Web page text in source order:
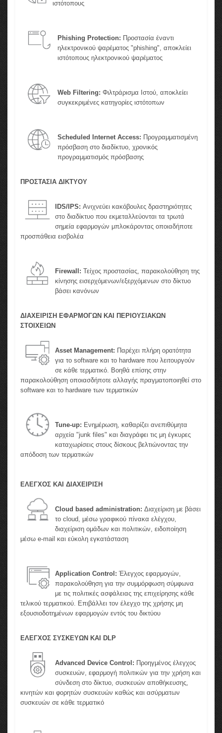
ιστότοπους
Phishing Protection: Προστασία έναντι
ηλεκτρονικού ψαρέματος "phishing", αποκλείει
ιστότοπους ηλεκτρονικού ψαρέματος
Web Filtering: Φιλτράρισμα Ιστού, αποκλείει
συγκεκριμένες κατηγορίες ιστότοπων
Scheduled Internet Access: Προγραμματισμένη
πρόσβαση στο διαδίκτυο, χρονικός
προγραμματισμός πρόσβασης
ΠΡΟΣΤΑΣΙΑ ΔΙΚΤΥΟΥ
IDS/IPS: Ανιχνεύει κακόβουλες δραστηριότητες
στο διαδίκτυο που εκμεταλλεύονται τα τρωτά
σημεία εφαρμογών μπλοκάροντας οποιαδήποτε
προσπάθεια εισβολέα
Firewall: Τείχος προστασίας, παρακολούθηση της
κίνησης εισερχόμενων/εξερχόμενων στο δίκτυο
βάσει κανόνων
ΔΙΑΧΕΙΡΙΣΗ ΕΦΑΡΜΟΓΩΝ ΚΑΙ ΠΕΡΙΟΥΣΙΑΚΩΝ
ΣΤΟΙΧΕΙΩΝ
Asset Management: Παρέχει πλήρη ορατότητα
για το software και το hardware που λειτουργούν
σε κάθε τερματικό. Βοηθά επίσης στην
παρακολούθηση οποιασδήποτε αλλαγής πραγματοποιηθεί στο
software και το hardware των τερματικών
Tune-up: Ενημέρωση, καθαρίζει ανεπιθύμητα
αρχεία "junk files" και διαγράφει τις μη έγκυρες
καταχωρίσεις στους δίσκους βελτιώνοντας την
απόδοση των τερματικών
ΕΛΕΓΧΟΣ ΚΑΙ ΔΙΑΧΕΙΡΙΣΗ
Cloud based administration: Διαχείριση με βάσει
το cloud, μέσω γραφικού πίνακα ελέγχου,
διαχείριση ομάδων και πολιτικών, ειδοποίηση
μέσω e-mail και εύκολη εγκατάσταση
Application Control: Έλεγχος εφαρμογών,
παρακολούθηση για την συμμόρφωση σύμφωνα
με τις πολιτικές ασφάλειας της επιχείρησης κάθε
τελικού τερματικού. Επιβάλλει τον έλεγχο της χρήσης μη
εξουσιοδοτημένων εφαρμογών εντός του δικτύου
ΕΛΕΓΧΟΣ ΣΥΣΚΕΥΩΝ ΚΑΙ DLP
Advanced Device Control: Προηγμένος έλεγχος
συσκευών, εφαρμογή πολιτικών για την χρήση και
σύνδεση στο δίκτυο, συσκευών αποθήκευσης,
κινητών και φορητών συσκευών καθώς και ασύρματων
συσκευών σε κάθε τερματικό